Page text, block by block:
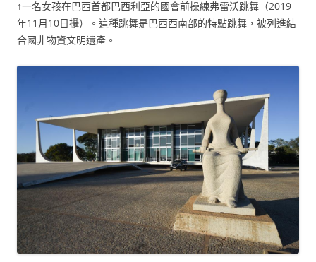
↑一名女孩在巴西首都巴西利亞的國會前操練弗雷沃跳舞（2019
年11月10日攝）。這種跳舞是巴西西南部的特點跳舞，被列進結
合國非物資文明遺產。